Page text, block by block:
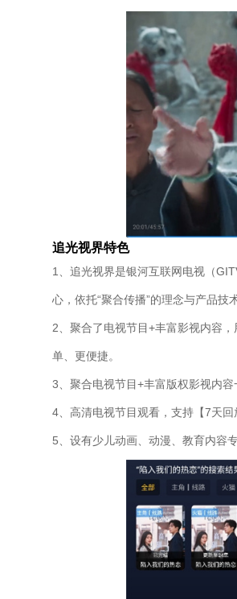
追光视界特色
1、追光视界是银河互联网电视（
心，依托“聚合传播”的理念与产品技
2、聚合了电视节目+丰富影视内容
单、更便捷。
3、聚合电视节目+丰富版权影视内
4、高清电视节目观看，支持【7天回
5、设有少儿动画、动漫、教育内容